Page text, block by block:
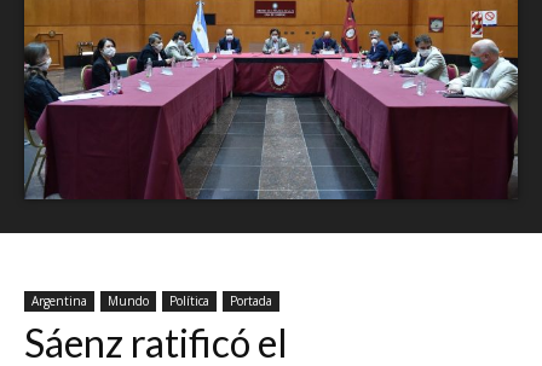
Argentina Mundo Política Portada
Sáenz ratificó el